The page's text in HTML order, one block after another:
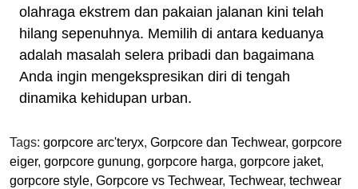
olahraga ekstrem dan pakaian jalanan kini telah
hilang sepenuhnya. Memilih di antara keduanya
adalah masalah selera pribadi dan bagaimana
Anda ingin mengekspresikan diri di tengah
dinamika kehidupan urban.
Tags: gorpcore arc'teryx, Gorpcore dan Techwear, gorpcore
eiger, gorpcore gunung, gorpcore harga, gorpcore jaket,
gorpcore style, Gorpcore vs Techwear, Techwear, techwear